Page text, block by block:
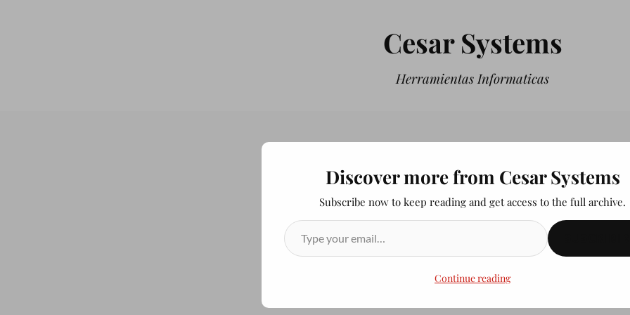
Cesar Systems
Herramientas Informaticas
Discover more from Cesar Systems
Subscribe now to keep reading and get access to the full archive.
Continue reading